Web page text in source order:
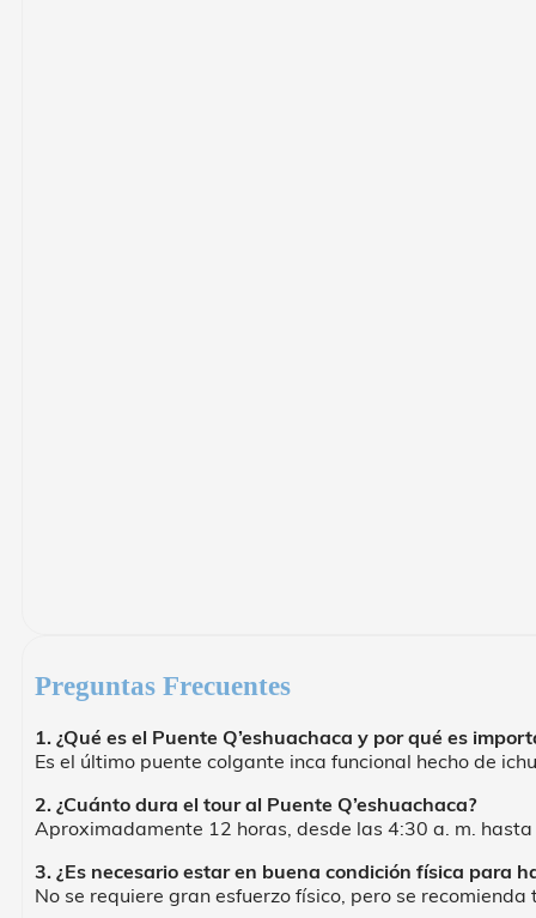
Preguntas Frecuentes
1. ¿Qué es el Puente Q’eshuachaca y por qué es
Es el último puente colgante inca funcional hecho de
2. ¿Cuánto dura el tour al Puente Q’eshuachaca?
Aproximadamente 12 horas, desde las 4:30 a. m.
3. ¿Es necesario estar en buena condición física para
No se requiere gran esfuerzo físico, pero se